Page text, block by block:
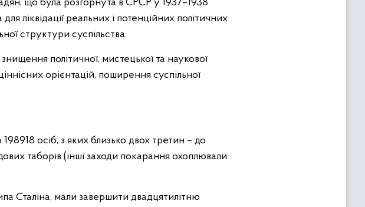
що була розгорнута в СРСР у 1937–1938
ліквідації реальних і потенційних політичних
структури суспільства.
політичної, мистецької та наукової
орієнтацій, поширення суспільної
осіб, з яких близько двох третин – до
таборів (інші заходи покарання охоплювали
Сталіна, мали завершити двадцятилітню